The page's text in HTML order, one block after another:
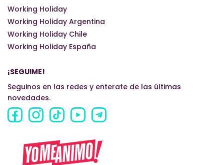
Working Holiday
Working Holiday Argentina
Working Holiday Chile
Working Holiday España
¡SEGUIME!
Seguinos en las redes y enterate de las últimas
novedades.